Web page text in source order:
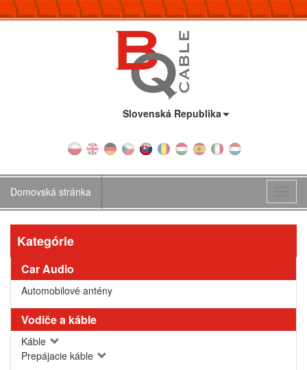
Slovenská Republika
Domovská stránka
Kategórie
Car Audio
Automobilové antény
Vodiče a káble
Káble
Prepájacie káble